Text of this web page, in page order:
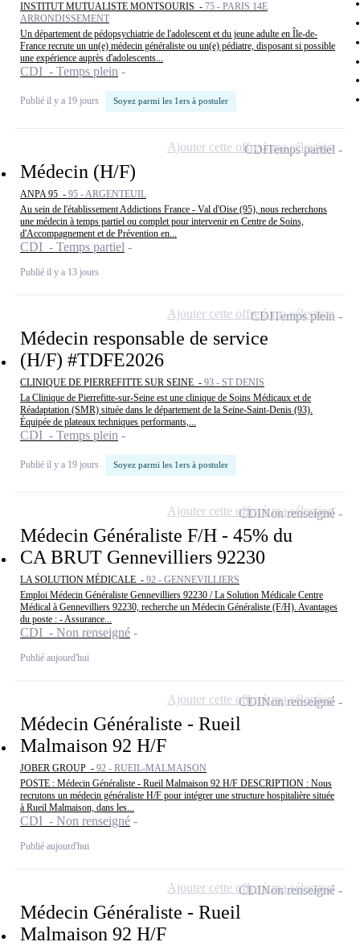
INSTITUT MUTUALISTE MONTSOURIS - 75 - PARIS 14E
ARRONDISSEMENT
Un département de pédopsychiatrie de l'adolescent et du jeune adulte en Île-de-
France recrute un un(e) médecin généraliste ou un(e) pédiatre, disposant si possible
une expérience auprès d'adolescents...
CDI - Temps plein
Publié il y a 19 jours Soyez parmi les 1ers à postuler
Médecin (H/F)
ANPA 95 - 95 - ARGENTEUIL
Au sein de l'établissement Addictions France - Val d'Oise (95), nous recherchons
une médecin à temps partiel ou complet pour intervenir en Centre de Soins,
d'Accompagnement et de Prévention en...
CDI - Temps partiel
Publié il y a 13 jours
CDITemps partiel
Ajouter cette offre à ma sélection
Médecin responsable de service
(H/F) #TDFE2026
CLINIQUE DE PIERREFITTE SUR SEINE - 93 - ST DENIS
La Clinique de Pierrefitte-sur-Seine est une clinique de Soins Médicaux et de
Réadaptation (SMR) située dans le département de la Seine-Saint-Denis (93).
Équipée de plateaux techniques performants,...
CDI - Temps plein
Publié il y a 19 jours Soyez parmi les 1ers à postuler
CDITemps plein
Ajouter cette offre à ma sélection
Médecin Généraliste F/H - 45% du
CA BRUT Gennevilliers 92230
LA SOLUTION MÉDICALE - 92 - GENNEVILLIERS
Emploi Médecin Généraliste Gennevilliers 92230 / La Solution Médicale Centre
Médical à Gennevilliers 92230, recherche un Médecin Généraliste (F/H). Avantages
du poste : - Assurance...
CDI - Non renseigné
Publié aujourd'hui
CDINon renseigné
Ajouter cette offre à ma sélection
Médecin Généraliste - Rueil
Malmaison 92 H/F
JOBER GROUP - 92 - RUEIL-MALMAISON
POSTE : Médecin Généraliste - Rueil Malmaison 92 H/F DESCRIPTION : Nous
recrutons un médecin généraliste H/F pour intégrer une structure hospitalière située
à Rueil Malmaison, dans les...
CDI - Non renseigné
Publié aujourd'hui
CDINon renseigné
Ajouter cette offre à ma sélection
Médecin Généraliste - Rueil
Malmaison 92 H/F
CDINon renseigné
Ajouter cette offre à ma sélection